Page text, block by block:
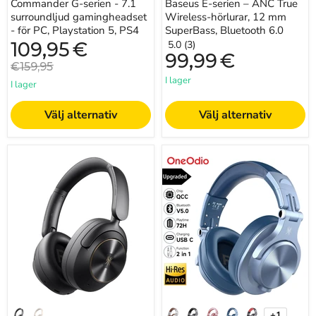
Commander G-serien - 7.1
surroundljud gamingheadset
- för PC, Playstation 5, PS4
Nuvarande
pris
109,95€
Originalpris
€159,95
I lager
Välj alternativ
Baseus E-serien – ANC True
Wireless-hörlurar, 12 mm
SuperBass, Bluetooth 6.0
5.0 (3)
99,99€
I lager
Välj alternativ
Bluetooth
hörlurar
brusreducering
48dB,
högupplöst
Oneodio
Upgrade
A70
Trådlösa
Bluetooth-
hörlurar
Over
Ear
Hi-
Res
Audio
Type
Bluetooth-